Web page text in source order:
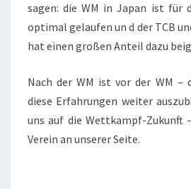
sagen: die WM in Japan ist für
optimal gelaufen un d der TCB
hat einen großen Anteil dazu
Nach der WM ist vor der WM –
diese Erfahrungen weiter
uns auf die Wettkampf-Zukunft
Verein an unserer Seite.